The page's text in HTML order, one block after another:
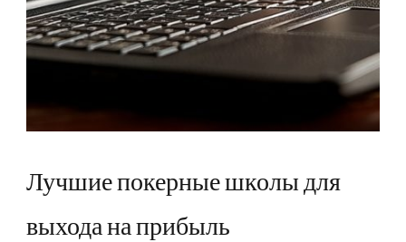
Лучшие покерные школы для
выхода на прибыль